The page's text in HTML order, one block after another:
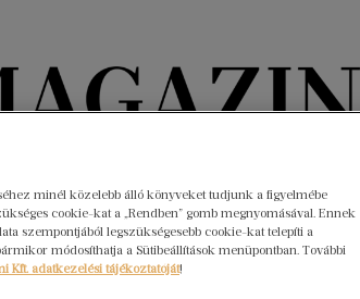
az olvasókig
A hónap könyvei HÍREK Libri
minél közelebb álló könyveket tudjunk a figyelmébe
cookie-kat a „Rendben” gomb megnyomásával. Ennek
szempontjából legszükségesebb cookie-kat telepíti a
módosíthatja a Sütibeállítások menüpontban. További
Kft. adatkezelési tájékoztatóját!